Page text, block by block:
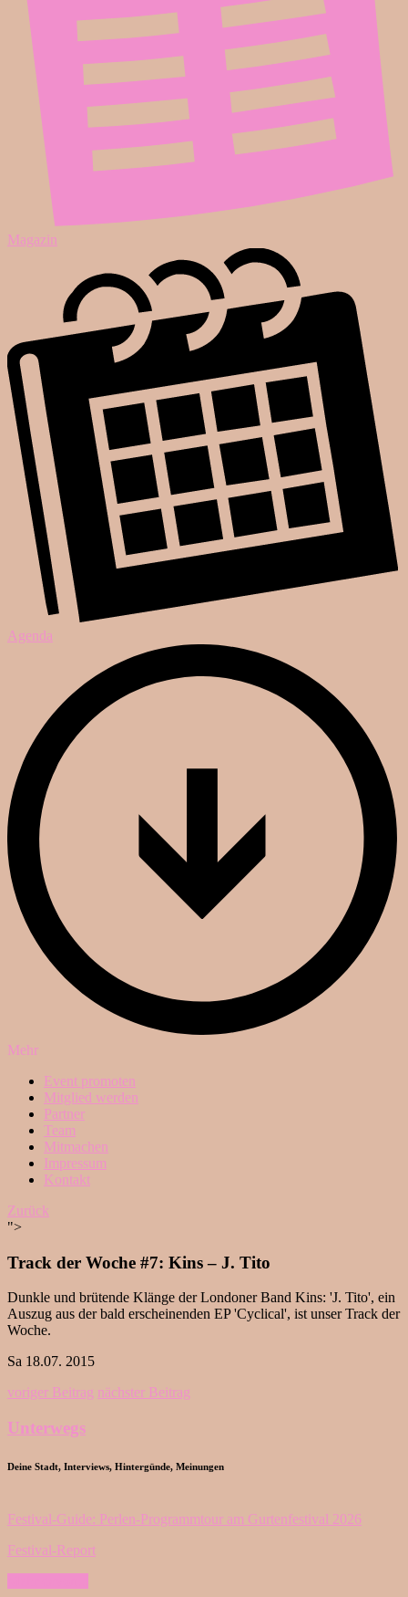
Magazin
Agenda
Mehr
Event promoten
Mitglied werden
Partner
Team
Mitmachen
Impressum
Kontakt
Zurück
">
Track der Woche #7: Kins – J. Tito
Dunkle und brütende Klänge der Londoner Band Kins: 'J. Tito', ein
Auszug aus der bald erscheinenden EP 'Cyclical', ist unser Track der
Woche.
Sa 18.07. 2015
voriger Beitrag nächster Beitrag
Unterwegs
Deine Stadt, Interviews, Hintergünde, Meinungen
Festival-Guide: Perlen-Programmtour am Gurtenfestival 2026
Festival-Report